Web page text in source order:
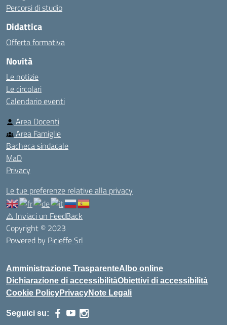
Percorsi di studio
Didattica
Offerta formativa
Novità
Le notizie
Le circolari
Calendario eventi
Area Docenti
Area Famiglie
Bacheca sindacale
MaD
Privacy
Le tue preferenze relative alla privacy
⚠️ Inviaci un FeedBack
Copyright © 2023
Powered by Picieffe Srl
Amministrazione TrasparenteAlbo online
Dichiarazione di accessibilitàObiettivi di accessibilità
Cookie PolicyPrivacyNote Legali
Seguici su: